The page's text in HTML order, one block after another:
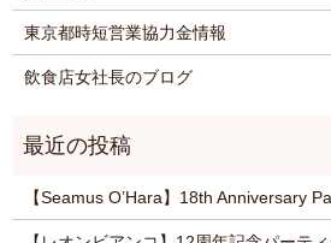
東京都時短営業協力金情報
飲食店女社長のブログ
【Seamus O’Hara】18th Anniversary